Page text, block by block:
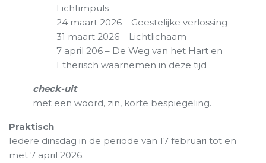
Lichtimpuls
24 maart 2026 – Geestelijke verlossing
31 maart 2026 – Lichtlichaam
7 april 206 – De Weg van het Hart en
Etherisch waarnemen in deze tijd
check-uit
met een woord, zin, korte bespiegeling.
Praktisch
Iedere dinsdag in de periode van 17 februari tot en
met 7 april 2026.